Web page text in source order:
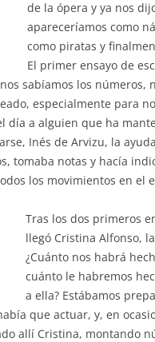
de la ópera y ya nos
apareceríamos como
como piratas y
El primer ensayo de
sabíamos los números,
especialmente para
día a alguien que ha
Inés de Arvizu, la
tomaba notas y hacía
los movimientos en el
Tras los dos primeros
llegó Cristina Alfonso,
¿Cuánto nos habrá
cuánto le habremos
a ella? Estábamos
que actuar, y, en
allí Cristina, montando